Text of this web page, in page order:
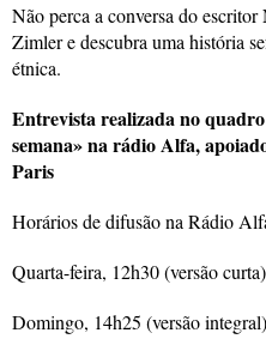
Não perca a conversa do
Zimler e descubra uma história
étnica.
Entrevista realizada no
semana» na rádio Alfa,
Paris
Horários de difusão na Rádio
Quarta-feira, 12h30 (versão curta)
Domingo, 14h25 (versão integral)